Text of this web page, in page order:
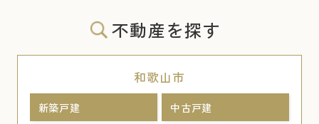
不動産を探す
和歌山市
新築戸建 中古戸建